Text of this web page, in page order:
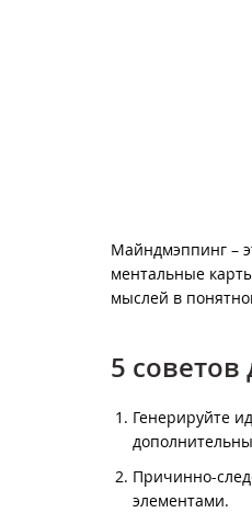
Майндмэппинг –
ментальные
мыслей в
5
Генерируйте
Причинно-
элементами.